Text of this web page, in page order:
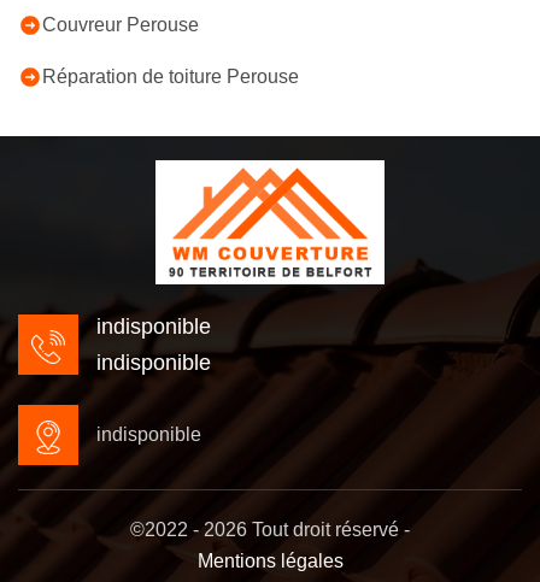
Couvreur Perouse
Réparation de toiture Perouse
indisponible
indisponible
indisponible
©2022 - 2026 Tout droit réservé -
Mentions légales